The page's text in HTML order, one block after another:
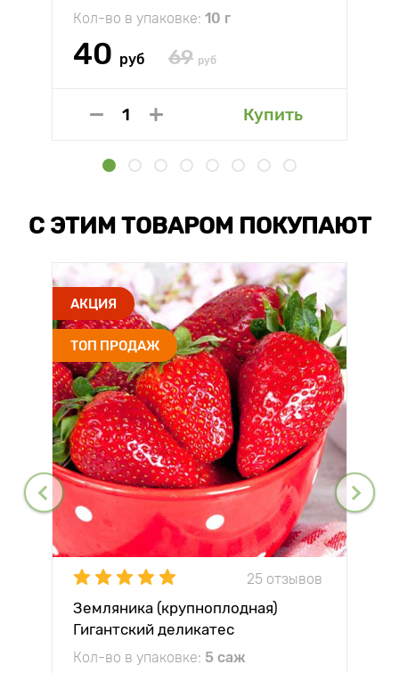
Кол-во в упаковке: 10 г
40 руб 69 руб
Купить
С ЭТИМ ТОВАРОМ ПОКУПАЮТ
АКЦИЯ
ТОП ПРОДАЖ
25 отзывов
Земляника (крупноплодная)
Гигантский деликатес
Кол-во в упаковке: 5 саж